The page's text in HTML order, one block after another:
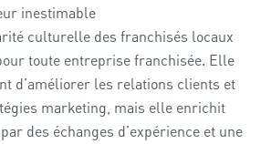
inestimable
culturelle des franchisés locaux
toute entreprise franchisée. Elle
d’améliorer les relations clients et
marketing, mais elle enrichit
des échanges d’expérience et une